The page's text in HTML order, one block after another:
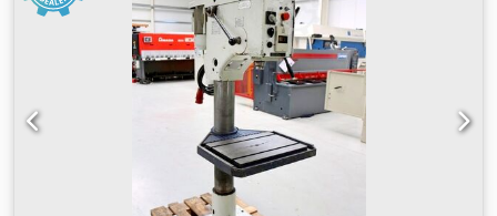
Bordets uppräckningsyta: 500 x 370 mm Bord roterbar:
360° Borrbord justerbart: 600 mm vertikalt Pelardiameter:
Ø 130 mm Total effektbehov: 7,5 kW Maskinvikt ca.: 273 kg
Maskinens mått LxBxH: ca. 0,9 x 0,6 x 1,9 m Codpfx Aou
Idkzjfueha Maskinen kan gänga, valbar rotationsriktning
vänster/höger via fotpedal och/eller djupstopp. Bord
sväng- och höjdjusterbart.